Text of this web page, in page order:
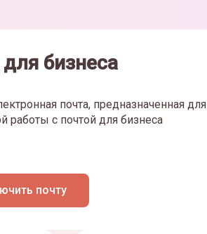
бизнеса
почта, предназначенная для
работы с почтой для бизнеса
почту